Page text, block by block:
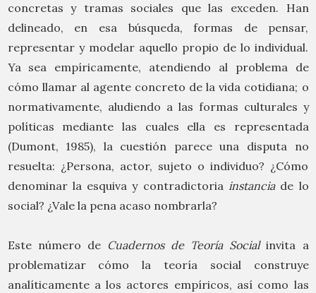
concretas y tramas sociales que las exceden. Han
delineado, en esa búsqueda, formas de pensar,
representar y modelar aquello propio de lo individual.
Ya sea empíricamente, atendiendo al problema de
cómo llamar al agente concreto de la vida cotidiana; o
normativamente, aludiendo a las formas culturales y
políticas mediante las cuales ella es representada
(Dumont, 1985), la cuestión parece una disputa no
resuelta: ¿Persona, actor, sujeto o individuo? ¿Cómo
denominar la esquiva y contradictoria instanciade lo
social? ¿Vale la pena acaso nombrarla?
Este número de Cuadernos de Teoría Socialinvita a
problematizar cómo la teoría social construye
analíticamente a los actores empíricos, así como las